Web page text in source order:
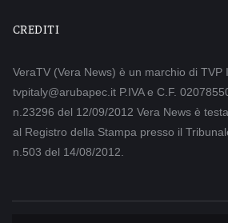
CREDITI
VeraTV (Vera News) è un marchio di TVP
tvpitaly@arubapec.it P.IVA e C.F.
n.23296 del 12/09/2012 Vera News è
al Registro della Stampa presso il
n.503 del 14/08/2012.